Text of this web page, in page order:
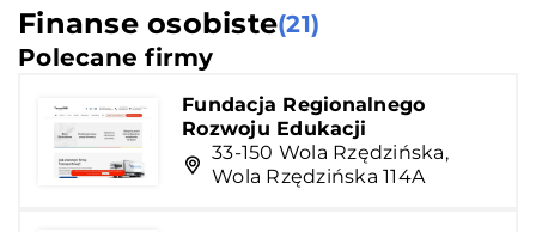
Finanse osobiste(21)
Polecane firmy
Fundacja Regionalnego
Rozwoju Edukacji
33-150 Wola Rzędzińska,
Wola Rzędzińska 114A